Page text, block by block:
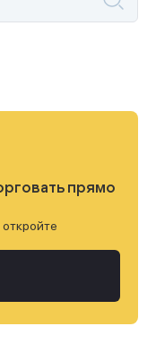
прямо